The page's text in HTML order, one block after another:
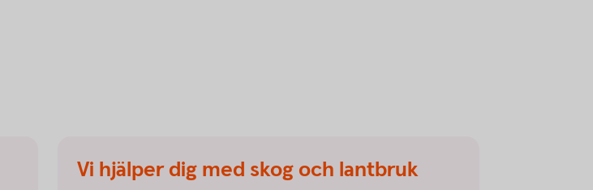
Vi hjälper dig med skog och lantbruk